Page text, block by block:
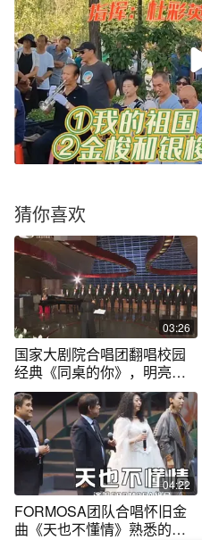
猜你喜欢
03:26
国家大剧院合唱团翻唱校园
经典《同桌的你》，明亮温
暖，抒情动人
04:22
FORMOSA团队合唱怀旧金
曲《天也不懂情》熟悉的旋